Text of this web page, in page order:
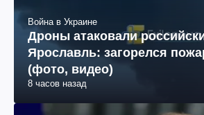
Война в Украине
Дроны атаковали
Ярославль: загорелся
(фото, видео)
8 часов назад